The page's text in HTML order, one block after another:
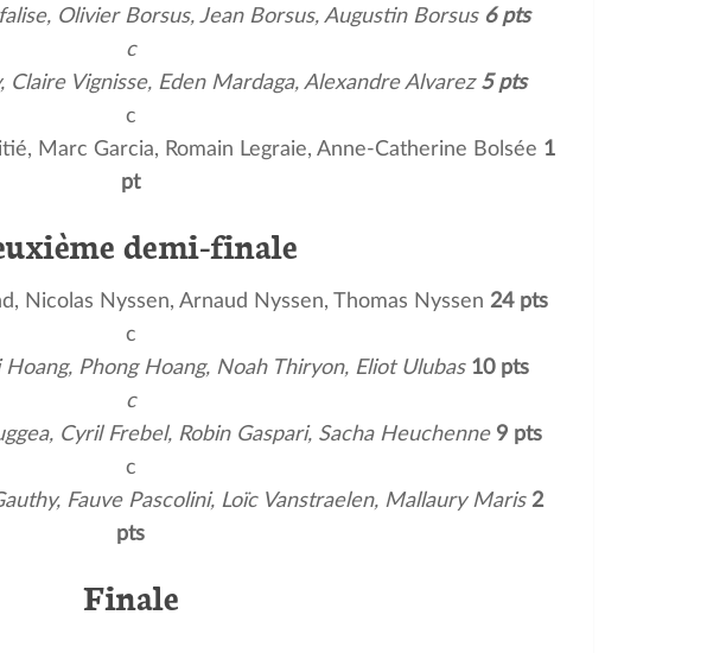
Olivier Borsus, Jean Borsus, Augustin Borsus6 pts
c
Claire Vignisse, Eden Mardaga, Alexandre Alvarez 5 pts
c
Marc Garcia, Romain Legraie, Anne-Catherine Bolsée 1
pt
demi-finale
Nicolas Nyssen, Arnaud Nyssen, Thomas Nyssen 24 pts
c
Hoang, Phong Hoang, Noah Thiryon, Eliot Ulubas 10 pts
c
Cyril Frebel, Robin Gaspari, Sacha Heuchenne 9 pts
c
Fauve Pascolini, Loïc Vanstraelen, Mallaury Maris 2
pts
Finale